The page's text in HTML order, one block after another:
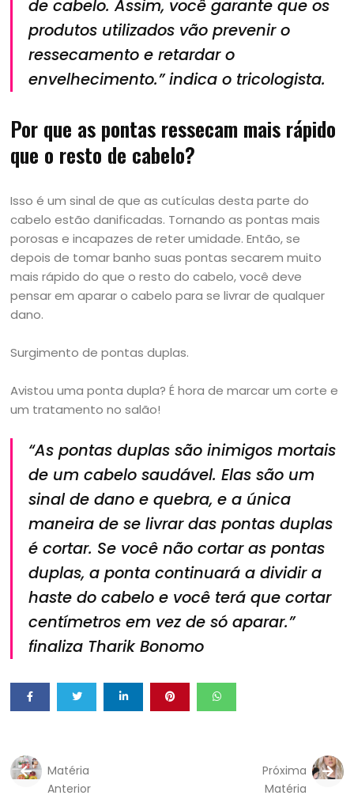
de cabelo. Assim, você garante que os
produtos utilizados vão prevenir o
ressecamento e retardar o
envelhecimento.” indica o tricologista.
Por que as pontas ressecam mais rápido
que o resto de cabelo?
Isso é um sinal de que as cutículas desta parte do
cabelo estão danificadas. Tornando as pontas mais
porosas e incapazes de reter umidade. Então, se
depois de tomar banho suas pontas secarem muito
mais rápido do que o resto do cabelo, você deve
pensar em aparar o cabelo para se livrar de qualquer
dano.
Surgimento de pontas duplas.
Avistou uma ponta dupla? É hora de marcar um corte e
um tratamento no salão!
“As pontas duplas são inimigos mortais
de um cabelo saudável. Elas são um
sinal de dano e quebra, e a única
maneira de se livrar das pontas duplas
é cortar. Se você não cortar as pontas
duplas, a ponta continuará a dividir a
haste do cabelo e você terá que cortar
centímetros em vez de só aparar.”
finaliza Tharik Bonomo
Matéria
Anterior
Próxima
Matéria